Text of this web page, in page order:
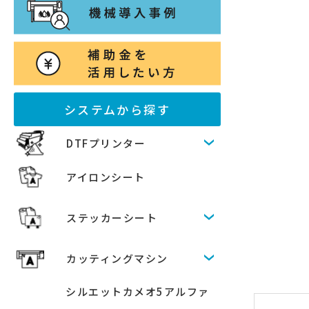
システムから探す
DTFプリンター
アイロンシート
ステッカーシート
カッティングマシン
シルエットカメオ5アルファ